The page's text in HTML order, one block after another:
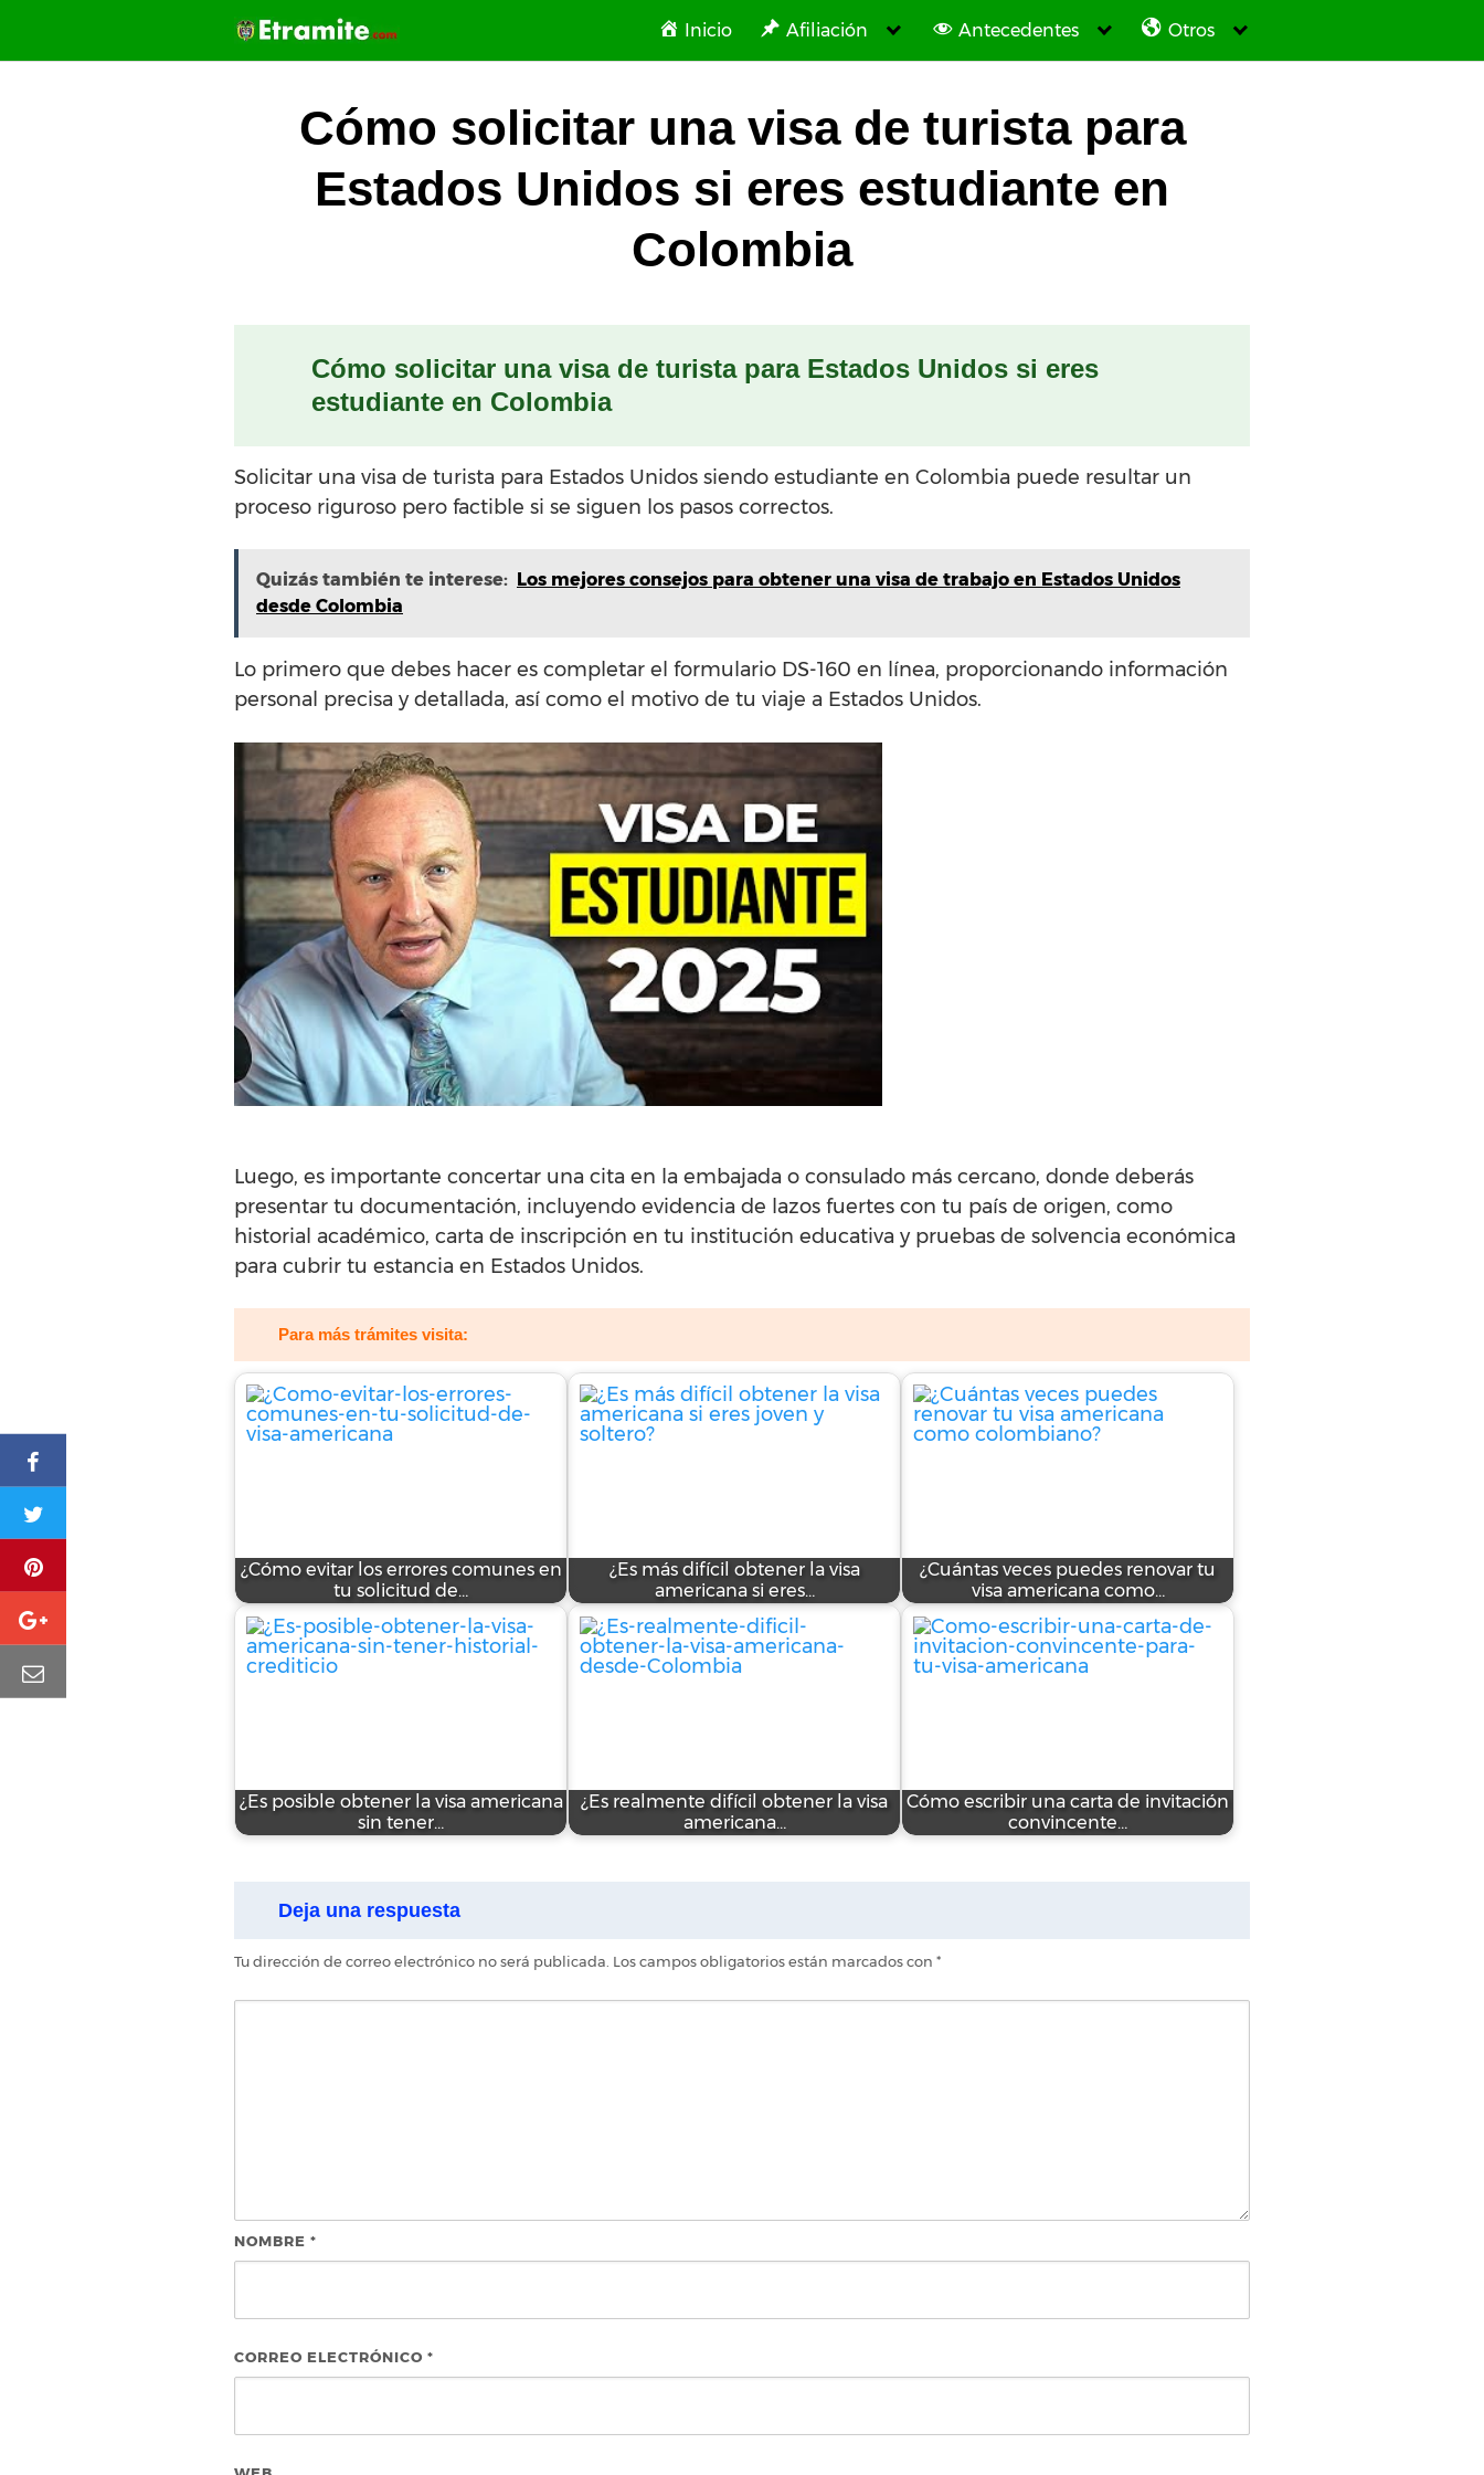
contenido
Inicio Afiliación Antecedentes Otros
Cómo solicitar una visa de turista para
Estados Unidos si eres estudiante en
Colombia
Cómo solicitar una visa de turista para Estados Unidos si eres
estudiante en Colombia
Solicitar una visa de turista para Estados Unidos siendo estudiante en Colombia puede resultar un
proceso riguroso pero factible si se siguen los pasos correctos.
Quizás también te interese: Los mejores consejos para obtener una visa de trabajo en Estados Unidos
desde Colombia
Lo primero que debes hacer es completar el formulario DS-160 en línea, proporcionando información
personal precisa y detallada, así como el motivo de tu viaje a Estados Unidos.
Luego, es importante concertar una cita en la embajada o consulado más cercano, donde deberás
presentar tu documentación, incluyendo evidencia de lazos fuertes con tu país de origen, como
historial académico, carta de inscripción en tu institución educativa y pruebas de solvencia económica
para cubrir tu estancia en Estados Unidos.
Para más trámites visita:
¿Cómo evitar los errores comunes en
tu solicitud de…
¿Es más difícil obtener la visa
americana si eres…
¿Cuántas veces puedes renovar tu
visa americana como…
¿Es posible obtener la visa americana
sin tener…
¿Es realmente difícil obtener la visa
americana…
Cómo escribir una carta de invitación
convincente…
Deja una respuesta
Tu dirección de correo electrónico no será publicada. Los campos obligatorios están marcados con *
NOMBRE *
CORREO ELECTRÓNICO *